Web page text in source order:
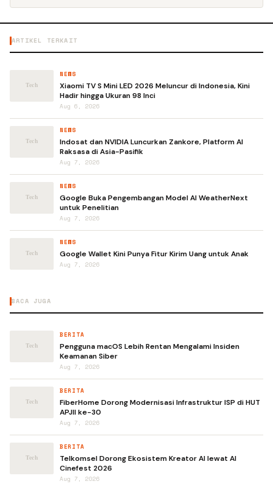
ARTIKEL TERKAIT
NEWS
Xiaomi TV S Mini LED 2026 Meluncur di Indonesia, Kini
Hadir hingga Ukuran 98 Inci
Aug 6, 2026
NEWS
Indosat dan NVIDIA Luncurkan Zankore, Platform AI
Raksasa di Asia-Pasifik
Aug 7, 2026
NEWS
Google Buka Pengembangan Model AI WeatherNext
untuk Penelitian
Aug 7, 2026
NEWS
Google Wallet Kini Punya Fitur Kirim Uang untuk Anak
Aug 7, 2026
BACA JUGA
BERITA
Pengguna macOS Lebih Rentan Mengalami Insiden
Keamanan Siber
Aug 7, 2026
BERITA
FiberHome Dorong Modernisasi Infrastruktur ISP di HUT
APJII ke-30
Aug 7, 2026
BERITA
Telkomsel Dorong Ekosistem Kreator AI lewat AI
Cinefest 2026
Aug 7, 2026